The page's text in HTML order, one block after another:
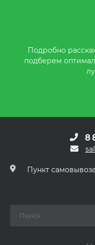
Подробно
подберем
8
Пункт